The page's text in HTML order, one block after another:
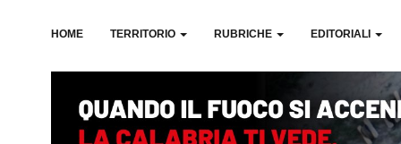
HOME TERRITORIO RUBRICHE EDITORIALI